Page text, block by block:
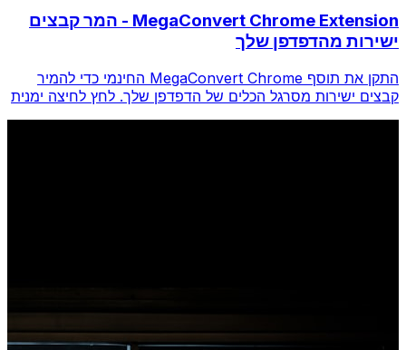
MegaConvert Chrome Extension - המר קבצים
ישירות מהדפדפן שלך
התקן את תוסף MegaConvert Chrome החינמי כדי להמיר
קבצים ישירות מסרגל הכלים של הדפדפן שלך. לחץ לחיצה ימנית